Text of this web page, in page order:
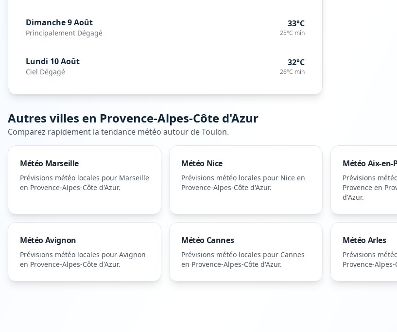
Dimanche 9 Août
Principalement Dégagé
33°C
25°C min
Lundi 10 Août
Ciel Dégagé
32°C
26°C min
Autres villes en Provence-Alpes-Côte d'Azur
Comparez rapidement la tendance météo autour deToulon.
Météo Marseille
Prévisions météo locales pour Marseille
en Provence-Alpes-Côte d'Azur.
Météo Nice
Prévisions météo locales pour Nice en
Provence-Alpes-Côte d'Azur.
MétéoAix-en-
Prévisions
Provence en
d'Azur.
MétéoAvignon
Prévisions météo locales pour Avignon
en Provence-Alpes-Côte d'Azur.
Météo Cannes
Prévisions météo locales pour Cannes
en Provence-Alpes-Côte d'Azur.
MétéoArles
Prévisions
Provence-Alpes-